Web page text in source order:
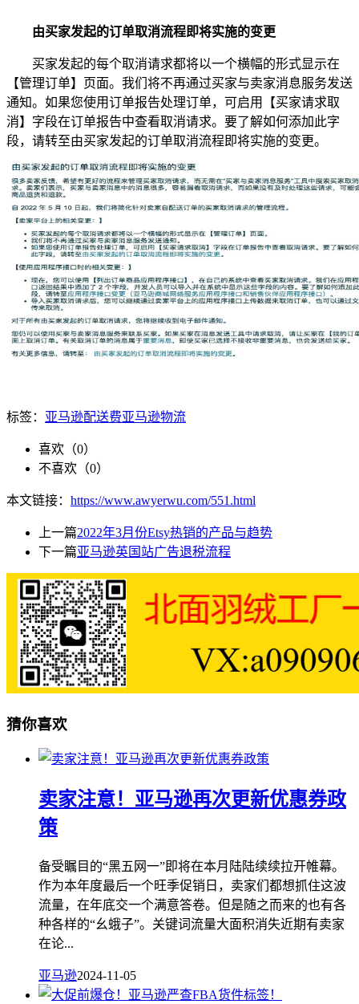
由买家发起的订单取消流程即将实施的变更
买家发起的每个取消请求都将以一个横幅的形式显示在
【管理订单】页面。我们将不再通过买家与卖家消息服务发送
通知。如果您使用订单报告处理订单，可启用【买家请求取
消】字段在订单报告中查看取消请求。要了解如何添加此字
段，请转至由买家发起的订单取消流程即将实施的变更。
标签： 亚马逊配送费亚马逊物流
喜欢（0）
不喜欢（0）
本文链接： https://www.awyerwu.com/551.html
上一篇2022年3月份Etsy热销的产品与趋势
下一篇亚马逊英国站广告退税流程
猜你喜欢
卖家注意！亚马逊再次更新优惠券政
策
备受瞩目的“黑五网一”即将在本月陆陆续续拉开帷幕。
作为本年度最后一个旺季促销日，卖家们都想抓住这波
流量，在年底交一个满意答卷。但是随之而来的也有各
种各样的“幺蛾子”。关键词流量大面积消失近期有卖家
在论...
亚马逊2024-11-05